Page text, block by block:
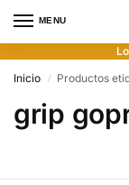
MENU
Inicio
/ Productos
grip